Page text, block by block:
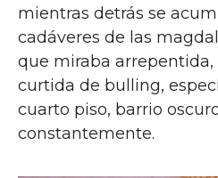
mientras detrás se
cadáveres de las
que miraba arrepentida,
curtida de bulling,
cuarto piso, barrio
constantemente.